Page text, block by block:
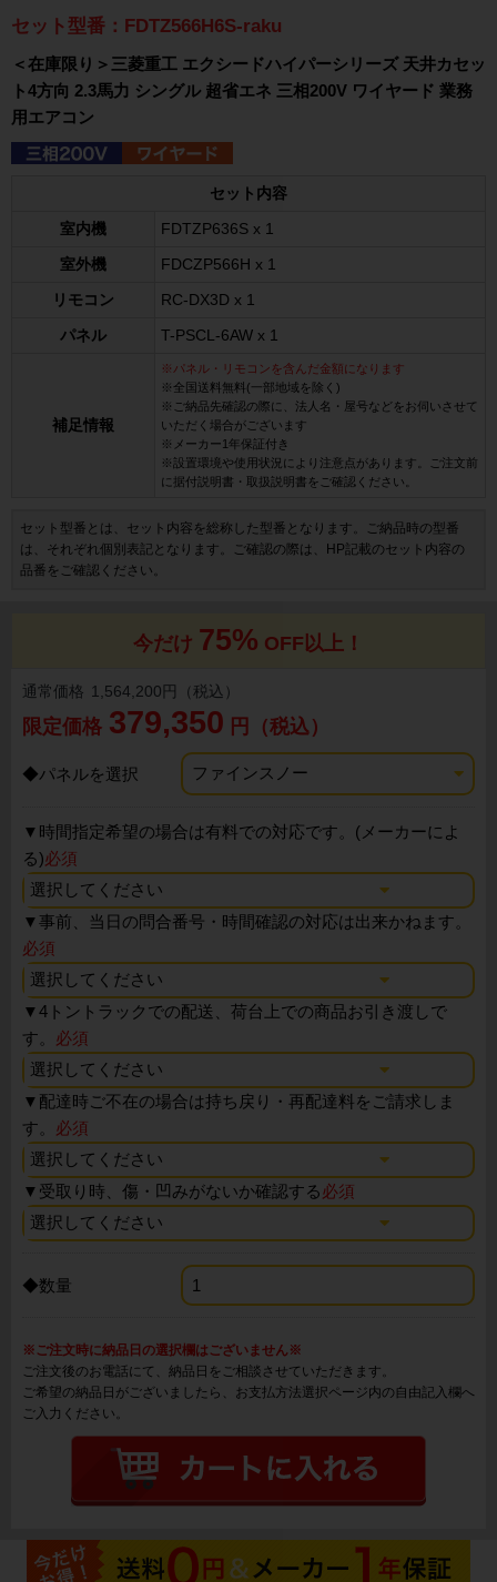
セット型番：FDTZ566H6S-raku
＜在庫限り＞三菱重工 エクシードハイパーシリーズ 天井カセッ
ト4方向 2.3馬力 シングル 超省エネ 三相200V ワイヤード 業務
用エアコン
セット内容
室内機 FDTZP636S x 1
室外機 FDCZP566H x 1
リモコン RC-DX3D x 1
パネル T-PSCL-6AW x 1
補足情報
※パネル・リモコンを含んだ金額になります
※全国送料無料(一部地域を除く)
※ご納品先確認の際に、法人名・屋号などをお伺いさせて
いただく場合がございます
※メーカー1年保証付き
※設置環境や使用状況により注意点があります。ご注文前
に据付説明書・取扱説明書をご確認ください。
セット型番とは、セット内容を総称した型番となります。ご納品時の型番
は、それぞれ個別表記となります。ご確認の際は、HP記載のセット内容の
品番をご確認ください。
今だけ 75% OFF以上！
通常価格 1,564,200円（税込）
限定価格 379,350 円（税込）
◆パネルを選択
▼ 時間指定希望の場合は有料での対応です。(メーカーによ
る)必須
▼事前、当日の問合番号・時間確認の対応は出来かねます。
必須
▼4トントラックでの配送、荷台上での商品お引き渡しで
す。 必須
▼ 配達時ご不在の場合は持ち戻り・再配達料をご請求しま
す。 必須
▼ 受取り時、傷・凹みがないか確認する必須
◆数量
※ご注文時に納品日の選択欄はございません※
ご注文後のお電話にて、納品日をご相談させていただきます。
ご希望の納品日がございましたら、お支払方法選択ページ内の自由記入欄へ
ご入力ください。